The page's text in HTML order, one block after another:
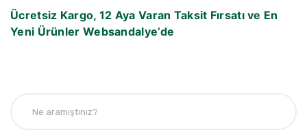
Ücretsiz Kargo, 12 Aya Varan Taksit Fırsatı ve En
Yeni Ürünler Websandalye’de